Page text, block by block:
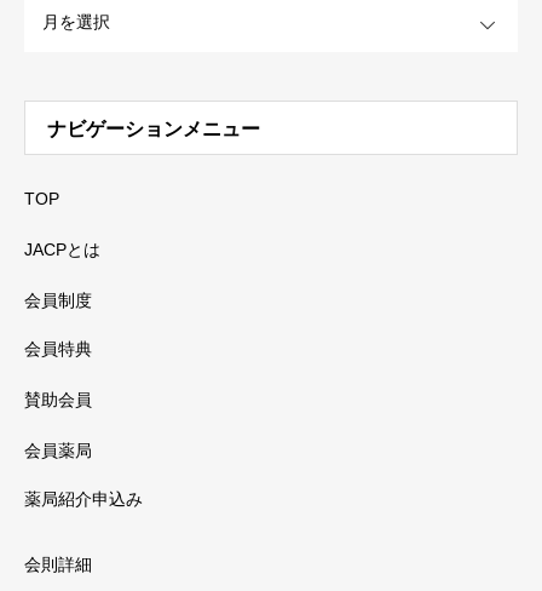
ナビゲーションメニュー
TOP
JACPとは
会員制度
会員特典
賛助会員
会員薬局
薬局紹介申込み
会則詳細